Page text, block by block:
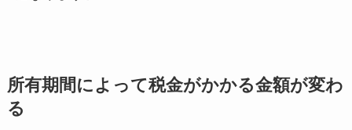
所有期間によって税金がかかる金額が変わ
る